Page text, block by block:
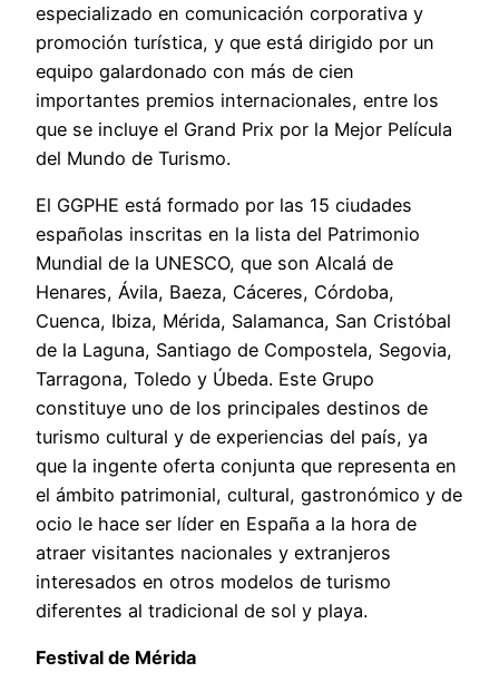
especializado en comunicación corporativa y
promoción turística, y que está dirigido por un
equipo galardonado con más de cien
importantes premios internacionales, entre los
que se incluye el Grand Prix por la Mejor Película
del Mundo de Turismo.
El GGPHE está formado por las 15 ciudades
españolas inscritas en la lista del Patrimonio
Mundial de la UNESCO, que son Alcalá de
Henares, Ávila, Baeza, Cáceres, Córdoba,
Cuenca, Ibiza, Mérida, Salamanca, San Cristóbal
de la Laguna, Santiago de Compostela, Segovia,
Tarragona, Toledo y Úbeda. Este Grupo
constituye uno de los principales destinos de
turismo cultural y de experiencias del país, ya
que la ingente oferta conjunta que representa en
el ámbito patrimonial, cultural, gastronómico y de
ocio le hace ser líder en España a la hora de
atraer visitantes nacionales y extranjeros
interesados en otros modelos de turismo
diferentes al tradicional de sol y playa.
Festival de Mérida